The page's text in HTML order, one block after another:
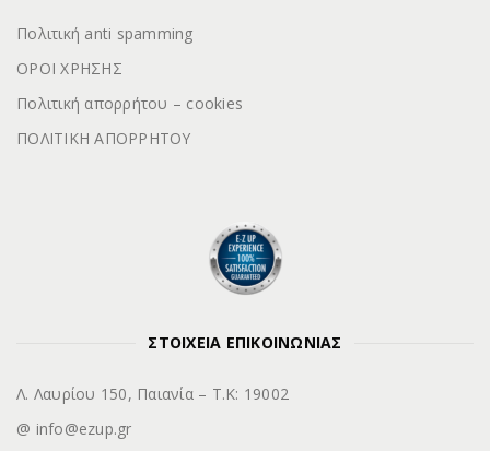
Πολιτική anti spamming
ΟΡΟΙ ΧΡΗΣΗΣ
Πολιτική απορρήτου – cookies
ΠΟΛΙΤΙΚΗ ΑΠΟΡΡΗΤΟΥ
ΣΤΟΙΧΕΙΑ ΕΠΙΚΟΙΝΩΝΙΑΣ
Λ. Λαυρίου 150, Παιανία – Τ.Κ: 19002
@ info@ezup.gr